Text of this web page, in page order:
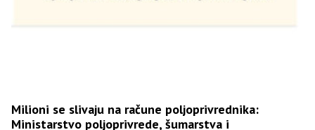
Milioni se slivaju na račune poljoprivrednika:
Ministarstvo poljoprivrede, šumarstva i